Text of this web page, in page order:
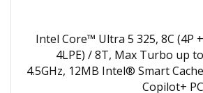
Intel Core™ Ultra 5 325, 8C (4P +
4LPE) / 8T, Max Turbo up to
4.5GHz, 12MB Intel® Smart Cache
Copilot+ PC